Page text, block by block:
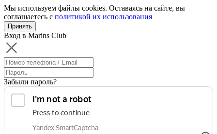
Мы используем файлы cookies. Оставаясь на сайте, вы
соглашаетесь с политикой их использования
Принять
Вход в Marins Club
Забыли пароль?